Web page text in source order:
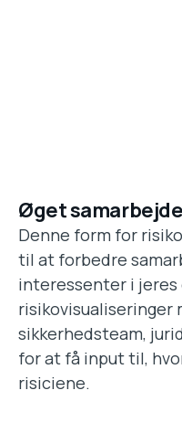
Øget samarbejde
Denne form for
til at forbedre
interessenter i jeres
risikovisualiseringer
sikkerhedsteam,
for at få input til,
risiciene.